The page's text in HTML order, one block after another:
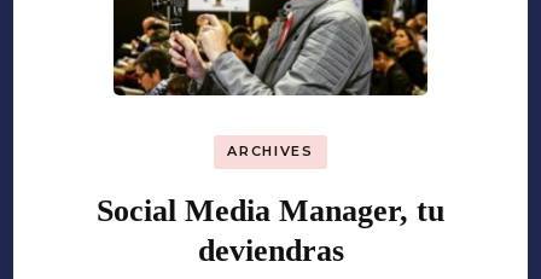
ARCHIVES
Social Media Manager, tu
deviendras